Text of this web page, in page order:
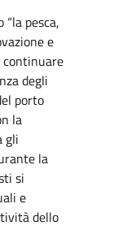
pesca,
e
continuare
degli
porto
la
gli
la
si
e
dello